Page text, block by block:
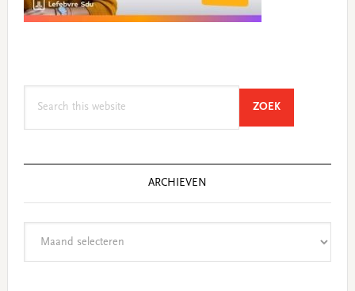
ZOEKSEARCH
ARCHIEVEN